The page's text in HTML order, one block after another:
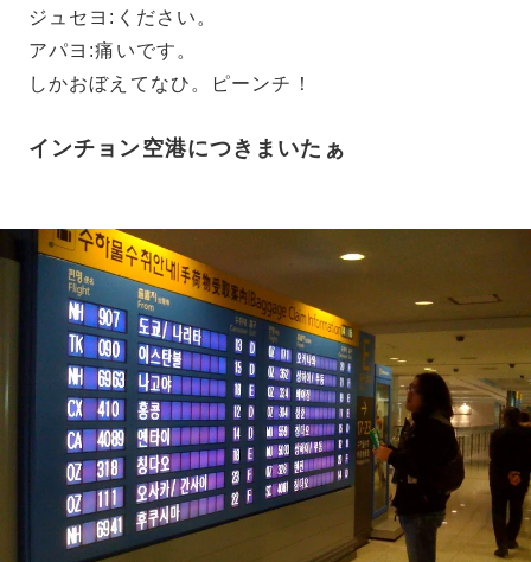
ジュセヨ:ください。
アパヨ:痛いです。
しかおぼえてなひ。ピーンチ！
インチョン空港につきまいたぁ